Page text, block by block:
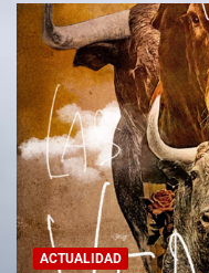
ACTUALIDAD